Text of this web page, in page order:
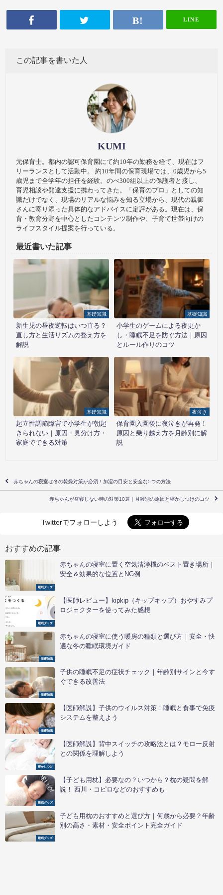
LINE
この記事を書いた人
KUMI
元保育士。都内の認可保育園にて約10年の勤務を経て、現在はフ
リーランスとして活動中。 約10年間の保育現場では、0歳児から5
歳児まで全学年の担任を経験。のべ300組以上の保護者と接し、
育児相談や発達支援に携わってきた。「保育のプロ」としての知
識だけでなく、現場のリアルな悩みを知る立場から、現代の親御
さんに寄り添った具体的なアドバイスに定評がある。現在は、保
育・教育分野を中心としたコンテンツ制作や、子育て世帯向けの
ライフスタイル提案を行っている。
最近書いた記事
基礎知識
新生児の昼夜逆転はいつ直る？
直し方と生活リズムの整え方を
解説
基礎知識
小学生のゲームによる夜更か
し・睡眠不足を防ぐ方法｜原因
とルール作りのコツ
基礎知識
起立性調節障害で小学生が朝起
きられない｜原因・見分け方・
家庭でできる対策
夜泣き
保育園入園後に夜泣きが再発！
原因と乗り越え方を月齢別に解
説
赤ちゃんの寝室は冬の乾燥対策が必須！加湿の目安と安全な5つの方法
赤ちゃんが昼寝しない時の対策10選｜月齢別の原因と寝かしつけのコツ
Twitterでフォローしよう
おすすめの記事
睡眠グッズ
赤ちゃんの寝室に置く空気清浄機のベスト置き場所｜
安全＆効果的な位置とNG例
睡眠グッズ
【医師レビュー】kipkip（キップキップ）おやすみプ
ロジェクターを使ってみた感想
基礎知識
赤ちゃんの寝室に使う暖房の種類と選び方｜安全・快
適な冬の睡眠環境ガイド
基礎知識
子供の睡眠不足の症状チェック｜年齢別サインと今す
ぐできる改善法
基礎知識
【医師解説】子供のウイルス対策！睡眠と食事で免疫
システムを整えよう
寝かしつけ
【医師解説】背中スイッチの攻略法とは？モロー反射
との関係を理解しよう
睡眠グッズ
【子ども用枕】必要なの？いつから？枕の疑問を解
説！ 西川・コピロなどのおすすめも
睡眠グッズ
子ども用枕のおすすめと選び方｜何歳から必要？年齢
別の高さ・素材・安全ポイント完全ガイド